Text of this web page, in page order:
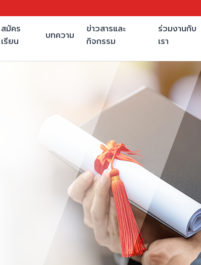
สมัคร
เรียน
บทความ
ข่าวสารและ
กิจกรรม
ร่วมงานกับ
เรา